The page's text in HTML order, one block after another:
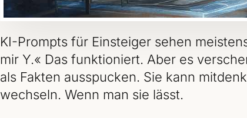
KI-Prompts für Einsteiger sehen
mir Y.« Das funktioniert. Aber es
als Fakten ausspucken. Sie kann
wechseln. Wenn man sie lässt.